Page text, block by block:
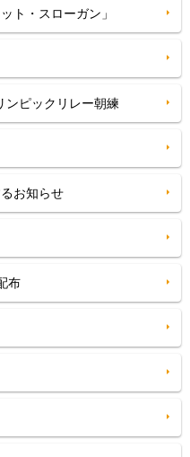
ト・スローガン」
ピックリレー朝練
お知らせ
布